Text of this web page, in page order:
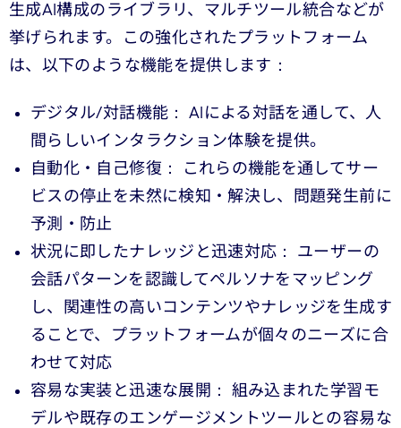
生成AI構成のライブラリ、マルチツール統合などが
挙げられます。この強化されたプラットフォーム
は、以下のような機能を提供します：
デジタル/対話機能： AIによる対話を通して、人
間らしいインタラクション体験を提供。
自動化・自己修復： これらの機能を通してサー
ビスの停止を未然に検知・解決し、問題発生前に
予測・防止
状況に即したナレッジと迅速対応： ユーザーの
会話パターンを認識してペルソナをマッピング
し、関連性の高いコンテンツやナレッジを生成す
ることで、プラットフォームが個々のニーズに合
わせて対応
容易な実装と迅速な展開： 組み込まれた学習モ
デルや既存のエンゲージメントツールとの容易な